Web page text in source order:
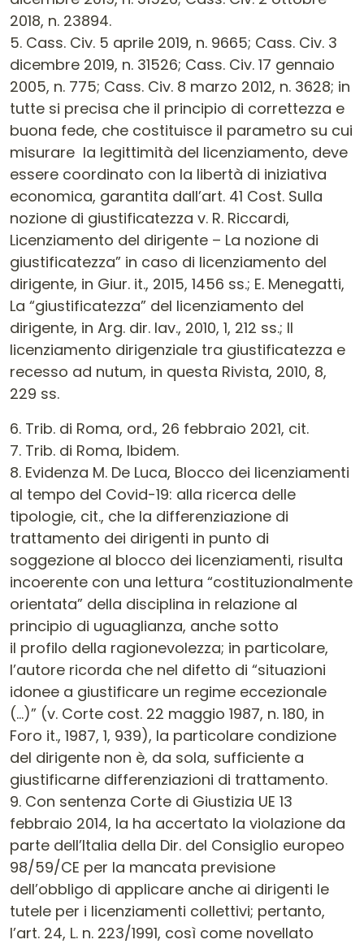
2018, n. 23894.
5. Cass. Civ. 5 aprile 2019, n. 9665; Cass. Civ. 3
dicembre 2019, n. 31526; Cass. Civ. 17 gennaio
2005, n. 775; Cass. Civ. 8 marzo 2012, n. 3628; in
tutte si precisa che il principio di correttezza e
buona fede, che costituisce il parametro su cui
misurare la legittimità del licenziamento, deve
essere coordinato con la libertà di iniziativa
economica, garantita dall’art. 41 Cost. Sulla
nozione di giustificatezza v. R. Riccardi,
Licenziamento del dirigente – La nozione di
giustificatezza” in caso di licenziamento del
dirigente, in Giur. it., 2015, 1456 ss.; E. Menegatti,
La “giustificatezza” del licenziamento del
dirigente, in Arg. dir. lav., 2010, 1, 212 ss.; Il
licenziamento dirigenziale tra giustificatezza e
recesso ad nutum, in questa Rivista, 2010, 8,
229 ss.
6. Trib. di Roma, ord., 26 febbraio 2021, cit.
7. Trib. di Roma, Ibidem.
8. Evidenza M. De Luca, Blocco dei licenziamenti
al tempo del Covid-19: alla ricerca delle
tipologie, cit., che la differenziazione di
trattamento dei dirigenti in punto di
soggezione al blocco dei licenziamenti, risulta
incoerente con una lettura “costituzionalmente
orientata” della disciplina in relazione al
principio di uguaglianza, anche sotto
il profilo della ragionevolezza; in particolare,
l’autore ricorda che nel difetto di “situazioni
idonee a giustificare un regime eccezionale
(…)” (v. Corte cost. 22 maggio 1987, n. 180, in
Foro it., 1987, 1, 939), la particolare condizione
del dirigente non è, da sola, sufficiente a
giustificarne differenziazioni di trattamento.
9. Con sentenza Corte di Giustizia UE 13
febbraio 2014, la ha accertato la violazione da
parte dell’Italia della Dir. del Consiglio europeo
98/59/CE per la mancata previsione
dell’obbligo di applicare anche ai dirigenti le
tutele per i licenziamenti collettivi; pertanto,
l’art. 24, L. n. 223/1991, così come novellato